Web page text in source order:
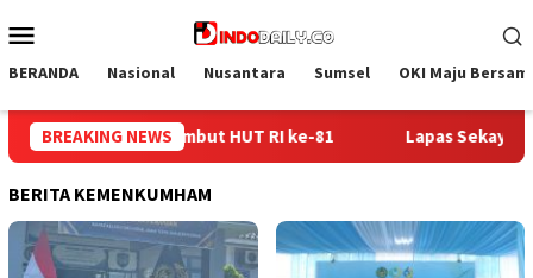
ke
Mobile
BERANDA Nasional Nusantara Sumsel OKI Maju
BREAKING NEWS
Sekayu Gandeng Kwarcab Muba Berikan Materi Dasar
BERITA KEMENKUMHAM